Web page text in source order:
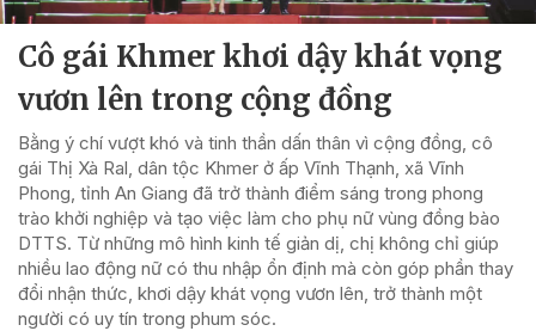
Cô gái Khmer khơi dậy khát vọng
vươn lên trong cộng đồng
Bằng ý chí vượt khó và tinh thần dấn thân vì cộng đồng, cô
gái Thị Xà Ral, dân tộc Khmer ở ấp Vĩnh Thạnh, xã Vĩnh
Phong, tỉnh An Giang đã trở thành điểm sáng trong phong
trào khởi nghiệp và tạo việc làm cho phụ nữ vùng đồng bào
DTTS. Từ những mô hình kinh tế giản dị, chị không chỉ giúp
nhiều lao động nữ có thu nhập ổn định mà còn góp phần thay
đổi nhận thức, khơi dậy khát vọng vươn lên, trở thành một
người có uy tín trong phum sóc.